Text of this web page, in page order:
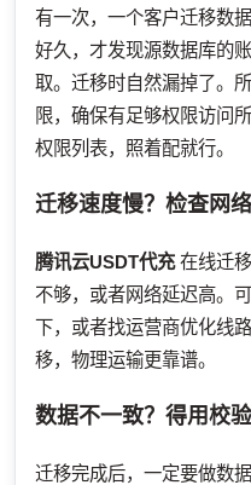
有一次，一个客户迁移数
好久，才发现源数据库的
取。迁移时自然漏掉了。
限，确保有足够权限访问
权限列表，照着配就行。
迁移速度慢？检查网
腾讯云USDT代充在线迁
不够，或者网络延迟高。
下，或者找运营商优化线
移，物理运输更靠谱。
数据不一致？得用校
迁移完成后，一定要做数